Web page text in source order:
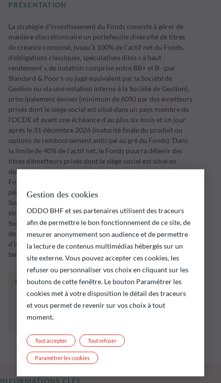
PRÉSENTATION
La stratégie d’investissement du Fonds consiste à gérer de
manière discrétionnaire un portefeuille diversifié de titres
de créance composé, jusqu’à 100% de l’actif net du Fonds,
d’obligations classiques, spéculatives dites « à haut
rendement », de notation comprise entre BB+ et B- (par
Standard & Poor’s ou jugé équivalent par la Société de
Gestion ou via une notation interne à la Société de Gestion),
principalement émises (minimum de 60%) par des émetteurs
privés dont le siège social est situé dans un pays membre de
l’OCDE et ayant une échéance d’au plus six mois et un jour
après le 31 décembre 2026 (maturité finale du produit ou
options de remboursement anticipé au gré du Fonds). Dans
la limite de 40% de l’actif net, le Fonds pourra détenir des
titres d’émetteurs privés dont le siège social est situé en
dehors de l’OCDE, y compris dans les pays émergents. Le
Fonds met en œuvre sa stratégie d’investissement sur une
période d’investissement dont l’échéance est fixée par la
Société de Gestion (initialement, le 31 décembre 2026). La
stratégie ne se limite pas à du portage d'obligations ; la
Société de Gestion pourra procéder à des arbitrages, en cas
de nouvelles opportunités de marché ou en cas
d’identification d’une augmentation du risque de défaut à
terme d’un des émetteurs en portefeuille.
Le fonds ci‑dessous présente notamment un
risque de perte en capital.
Il est rappelé que les performances passées ne
préjugent pas des performances futures et ne
sont pas constantes dans le temps.
INFORMATIONS CLÉS
Gestion des cookies
ODDO BHF et ses partenaires utilisent des traceurs
afin de permettre le bon fonctionnement de ce site, de
mesurer anonymement son audience et de permettre
la lecture de contenus multimédias hébergés sur un
site externe. Vous pouvez accepter ces cookies, les
refuser ou personnaliser vos choix en cliquant sur les
boutons de cette fenêtre. Le bouton Paramétrer les
cookies met à votre disposition le détail des traceurs
et vous permet de revenir sur vos choix à tout
moment.
Tout refuser
Tout accepter
Paramétrer les cookies